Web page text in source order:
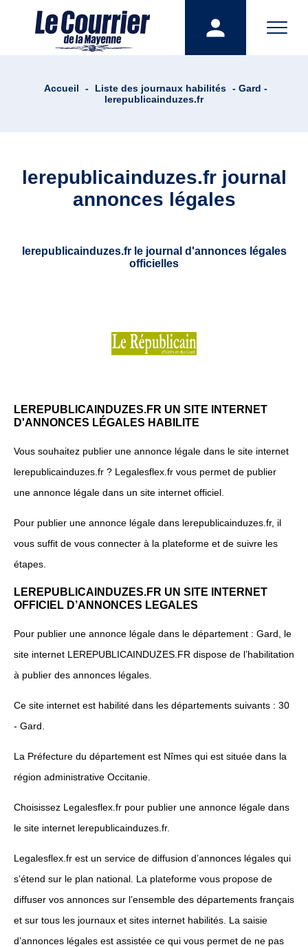
Accueil - Liste des journaux habilités - Gard -
lerepublicainduzes.fr
lerepublicainduzes.fr journal
annonces légales
lerepublicainduzes.fr le journal d'annonces légales
officielles
LEREPUBLICAINDUZES.FR UN SITE INTERNET
D'ANNONCES LÉGALES HABILITE
Vous souhaitez publier une annonce légale dans le site internet
lerepublicainduzes.fr ? Legalesflex.fr vous permet de publier
une annonce légale dans un site internet officiel.
Pour publier une annonce légale dans lerepublicainduzes.fr, il
vous suffit de vous connecter à la plateforme et de suivre les
étapes.
LEREPUBLICAINDUZES.FR UN SITE INTERNET
OFFICIEL D’ANNONCES LEGALES
Pour publier une annonce légale dans le département : Gard, le
site internet LEREPUBLICAINDUZES.FR dispose de l’habilitation
à publier des annonces légales.
Ce site internet est habilité dans les départements suivants : 30
- Gard.
La Préfecture du département est Nîmes qui est située dans la
région administrative Occitanie.
Choisissez Legalesflex.fr pour publier une annonce légale dans
le site internet lerepublicainduzes.fr.
Legalesflex.fr est un service de diffusion d’annonces légales qui
s’étend sur le plan national. La plateforme vous propose de
diffuser vos annonces sur l’ensemble des départements français
et sur tous les journaux et sites internet habilités. La saisie
d’annonces légales est assistée ce qui vous permet de ne pas